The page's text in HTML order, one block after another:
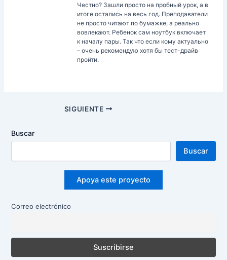
Честно? Зашли просто на пробный урок, а в
итоге остались на весь год. Преподаватели
не просто читают по бумажке, а реально
вовлекают. Ребенок сам ноутбук включает
к началу пары. Так что если кому актуально
– очень рекомендую хотя бы тест-драйв
пройти.
entradas
SIGUIENTE
Buscar
Buscar
Apoya este proyecto
Correo electrónico